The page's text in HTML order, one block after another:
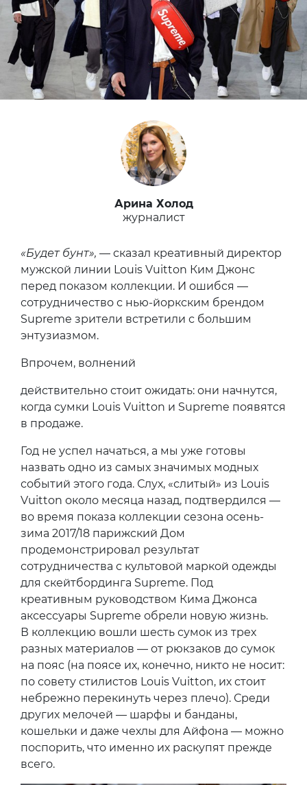
Арина Холод
журналист
«Будет бунт», — сказал креативный директор
мужской линии Louis Vuitton Ким Джонс
перед показом коллекции. И ошибся —
сотрудничество с нью-йоркским брендом
Supreme зрители встретили с большим
энтузиазмом.
Впрочем, волнений
действительно стоит ожидать: они начнутся,
когда сумки Louis Vuitton и Supreme появятся
в продаже.
Год не успел начаться, а мы уже готовы
назвать одно из самых значимых модных
событий этого года. Слух, «слитый» из Louis
Vuitton около месяца назад, подтвердился —
во время показа коллекции сезона осень-
зима 2017/18 парижский Дом
продемонстрировал результат
сотрудничества с культовой маркой одежды
для скейтбординга Supreme. Под
креативным руководством Кима Джонса
аксессуары Supreme обрели новую жизнь.
В коллекцию вошли шесть сумок из трех
разных материалов — от рюкзаков до сумок
на пояс (на поясе их, конечно, никто не носит:
по совету стилистов Louis Vuitton, их стоит
небрежно перекинуть через плечо). Среди
других мелочей — шарфы и банданы,
кошельки и даже чехлы для Айфона — можно
поспорить, что именно их раскупят прежде
всего.